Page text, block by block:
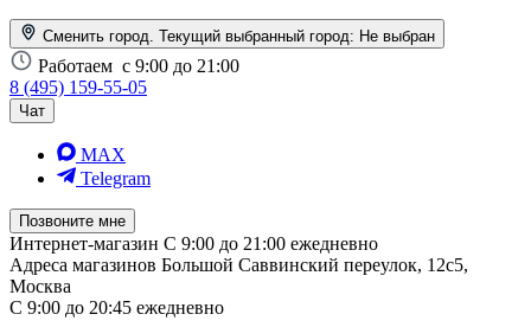
Сменить город. Текущий выбранный город: Не выбран
Работаем с 9:00 до 21:00
8 (495) 159-55-05
Чат
MAX
Telegram
Позвоните мне
Интернет-магазин С 9:00 до 21:00 ежедневно
Адреса магазинов Большой Саввинский переулок, 12с5,
Москва
С 9:00 до 20:45 ежедневно